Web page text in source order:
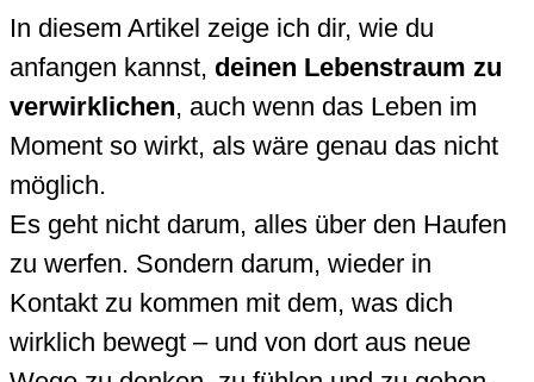
In diesem Artikel zeige ich dir, wie du
anfangen kannst, deinen Lebenstraum zu
verwirklichen, auch wenn das Leben im
Moment so wirkt, als wäre genau das nicht
möglich.
Es geht nicht darum, alles über den Haufen
zu werfen. Sondern darum, wieder in
Kontakt zu kommen mit dem, was dich
wirklich bewegt – und von dort aus neue